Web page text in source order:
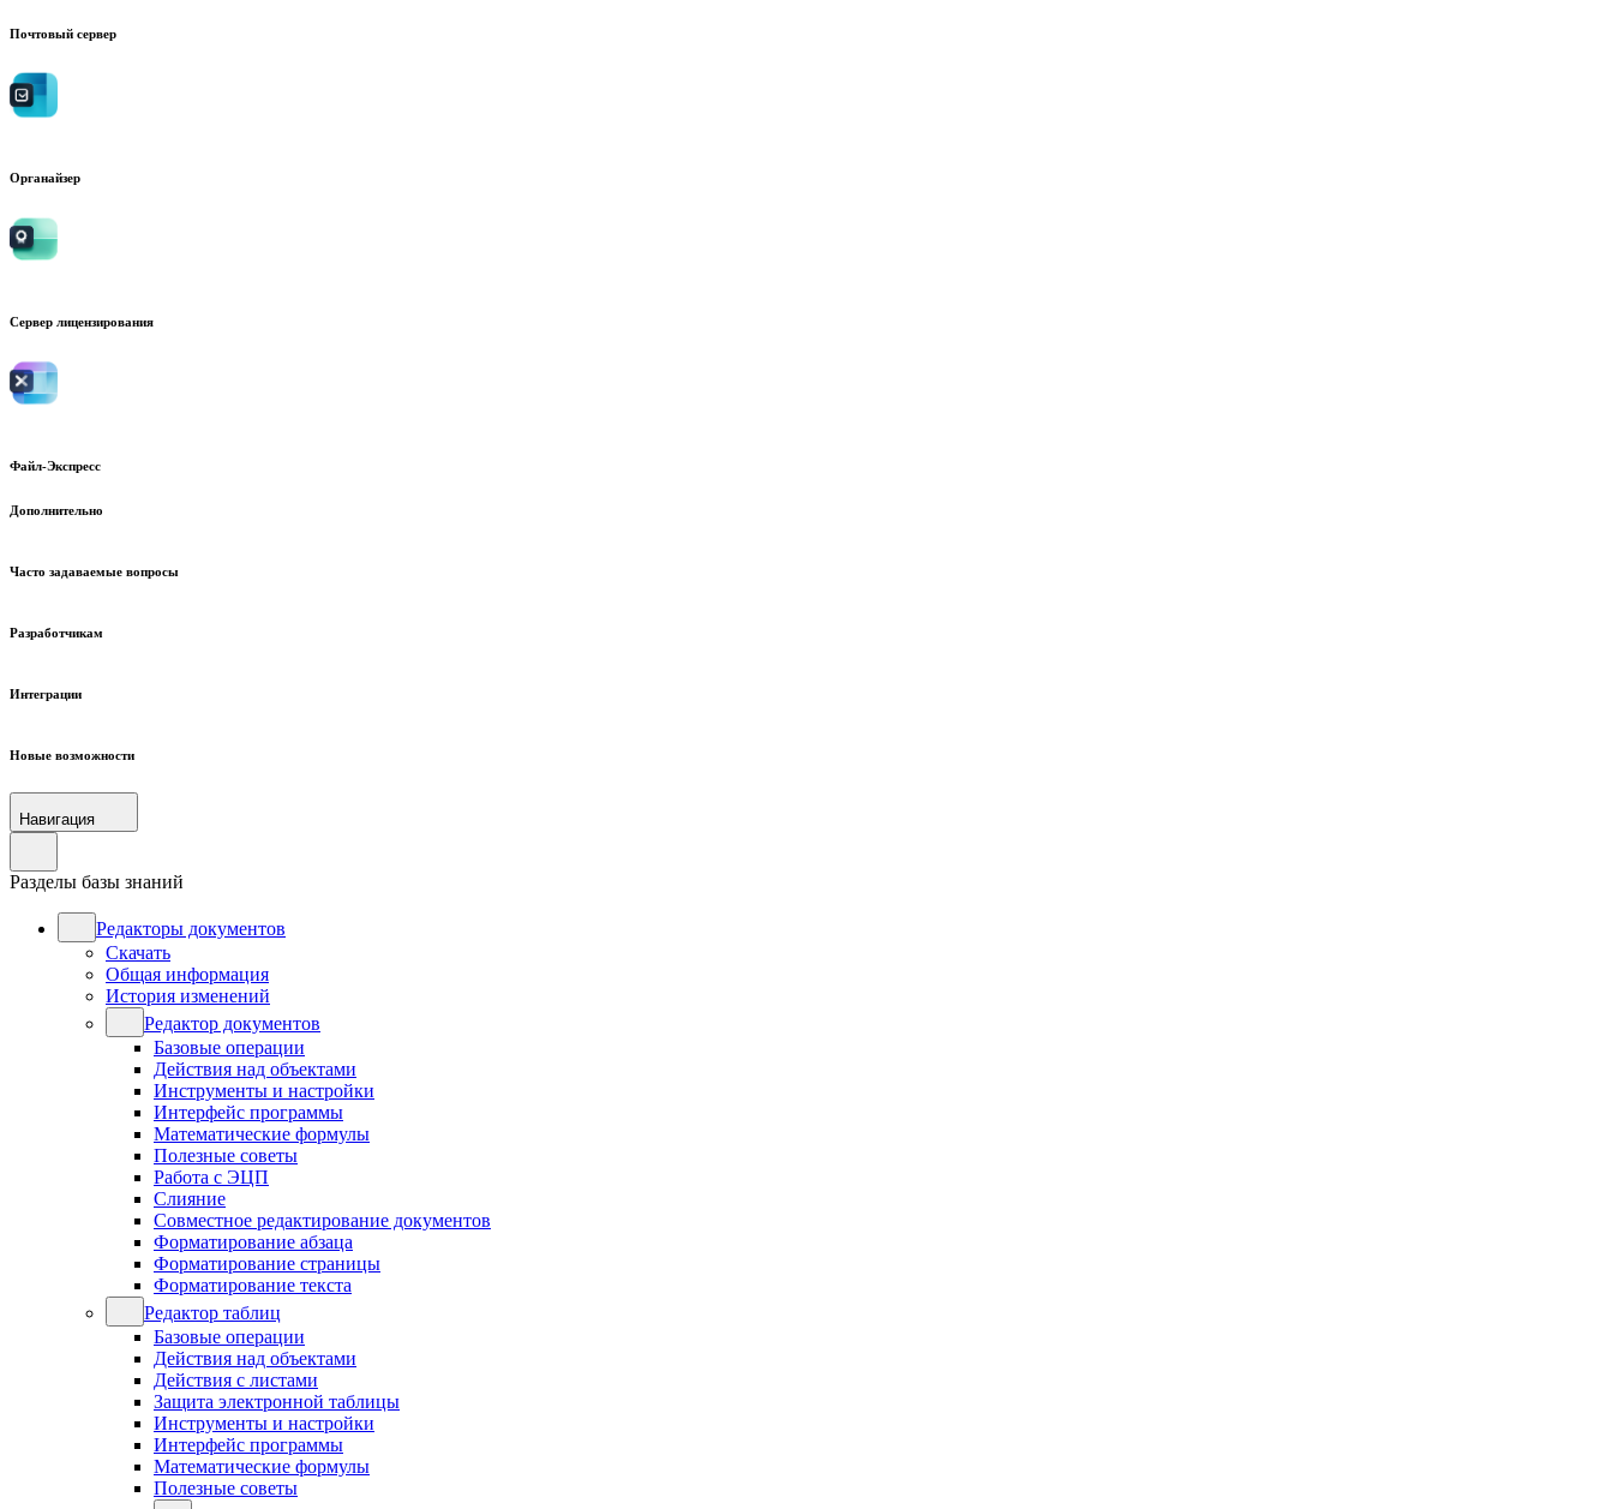
Почтовый сервер
Органайзер
Сервер лицензирования
Файл-Экспресс
Дополнительно
Часто задаваемые вопросы
Разработчикам
Интеграции
Новые возможности
Навигация
Разделы базы знаний
Редакторы документов
Скачать
Общая информация
История изменений
Редактор документов
Базовые операции
Действия над объектами
Инструменты и настройки
Интерфейс программы
Математические формулы
Полезные советы
Работа с ЭЦП
Слияние
Совместное редактирование документов
Форматирование абзаца
Форматирование страницы
Форматирование текста
Редактор таблиц
Базовые операции
Действия над объектами
Действия с листами
Защита электронной таблицы
Инструменты и настройки
Интерфейс программы
Математические формулы
Полезные советы